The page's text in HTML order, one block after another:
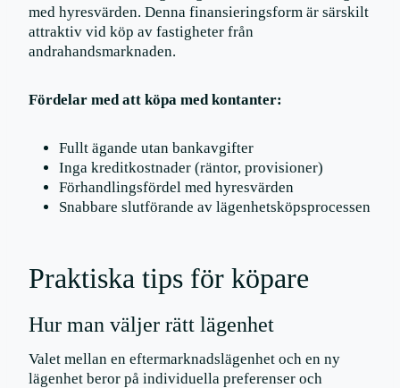
med hyresvärden. Denna finansieringsform är särskilt
attraktiv vid köp av fastigheter från
andrahandsmarknaden.
Fördelar med att köpa med kontanter:
Fullt ägande utan bankavgifter
Inga kreditkostnader (räntor, provisioner)
Förhandlingsfördel med hyresvärden
Snabbare slutförande av lägenhetsköpsprocessen
Praktiska tips för köpare
Hur man väljer rätt lägenhet
Valet mellan en eftermarknadslägenhet och en ny
lägenhet beror på individuella preferenser och